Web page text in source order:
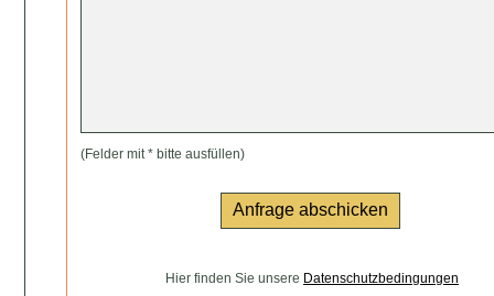
(Felder mit * bitte ausfüllen)
Hier finden Sie unsere Datenschutzbedingungen